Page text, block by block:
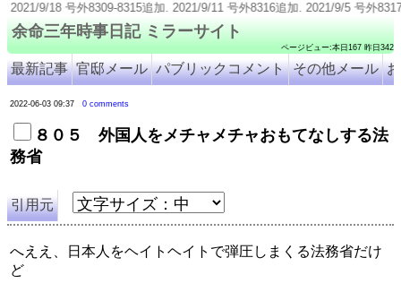
余命三年時事日記 ミラーサイト
ページビュー:本日167 昨日342
最新記事 官邸メール パブリックコメント その他メール
2022-06-03 09:37 0 comments
８０５ 外国人をメチャメチャおもてなしする法
務省
引用元
へええ、日本人をヘイトヘイトで弾圧しまくる法務省だけ
ど
外8309-8315追加. 2021/9/11 号外8316追加. 2021/9/5 号外8317-8321